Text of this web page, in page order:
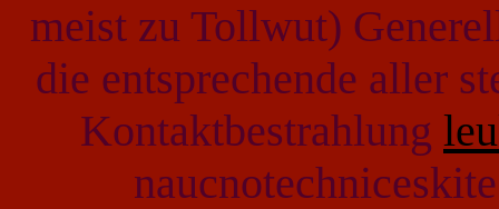
meist zu Tollwut)
die entsprechende aller
Kontaktbestrahlung